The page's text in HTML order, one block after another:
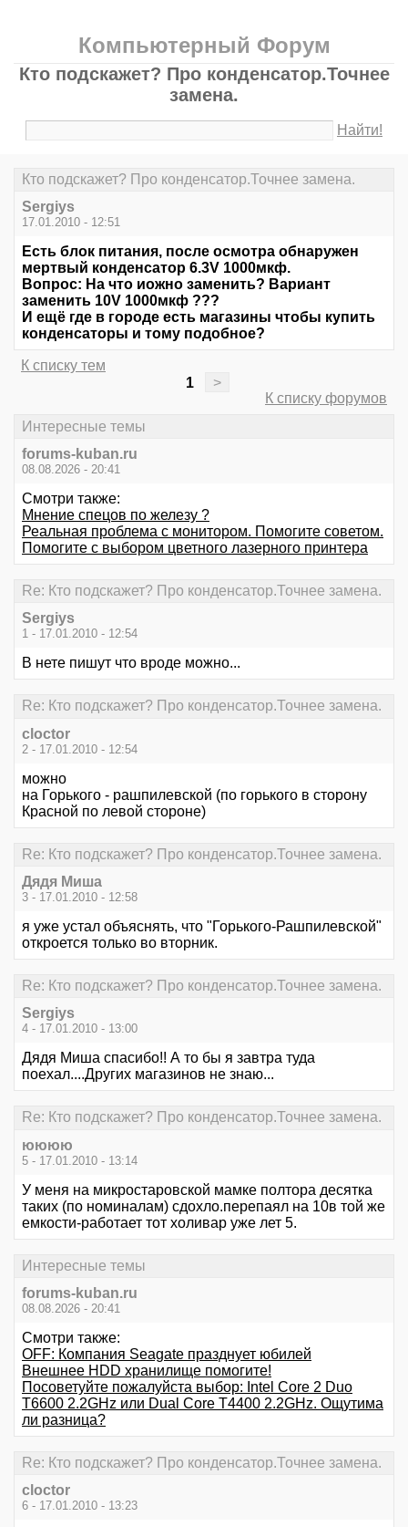
Компьютерный Форум
Кто подскажет? Про конденсатор.Точнее
замена.
Найти!
Кто подскажет? Про конденсатор.Точнее замена.
Sergiys
17.01.2010 - 12:51
Есть блок питания, после осмотра обнаружен
мертвый конденсатор 6.3V 1000мкф.
Вопрос: На что иожно заменить? Вариант
заменить 10V 1000мкф ???
И ещё где в городе есть магазины чтобы купить
конденсаторы и тому подобное?
К списку тем
1
>
К списку форумов
Интересные темы
forums-kuban.ru
08.08.2026 - 20:41
Смотри также:
Мнение спецов по железу ?
Реальная проблема с монитором. Помогите советом.
Помогите с выбором цветного лазерного принтера
Re: Кто подскажет? Про конденсатор.Точнее замена.
Sergiys
1 - 17.01.2010 - 12:54
В нете пишут что вроде можно...
Re: Кто подскажет? Про конденсатор.Точнее замена.
cloctor
2 - 17.01.2010 - 12:54
можно
на Горького - рашпилевской (по горького в сторону
Красной по левой стороне)
Re: Кто подскажет? Про конденсатор.Точнее замена.
Дядя Миша
3 - 17.01.2010 - 12:58
я уже устал объяснять, что "Горького-Рашпилевской"
откроется только во вторник.
Re: Кто подскажет? Про конденсатор.Точнее замена.
Sergiys
4 - 17.01.2010 - 13:00
Дядя Миша спасибо!! А то бы я завтра туда
поехал....Других магазинов не знаю...
Re: Кто подскажет? Про конденсатор.Точнее замена.
юююю
5 - 17.01.2010 - 13:14
У меня на микростаровской мамке полтора десятка
таких (по номиналам) сдохло.перепаял на 10в той же
емкости-работает тот холивар уже лет 5.
Интересные темы
forums-kuban.ru
08.08.2026 - 20:41
Смотри также:
OFF: Компания Seagate празднует юбилей
Внешнее HDD хранилище помогите!
Посоветуйте пожалуйста выбор: Intel Core 2 Duo
T6600 2.2GHz или Dual Core T4400 2.2GHz. Ощутима
ли разница?
Re: Кто подскажет? Про конденсатор.Точнее замена.
cloctor
6 - 17.01.2010 - 13:23